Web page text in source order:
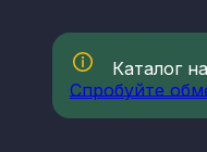
Каталог
Спробуйте